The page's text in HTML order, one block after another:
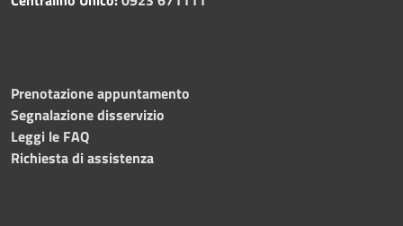
Prenotazione appuntamento
Segnalazione disservizio
Leggi le FAQ
Richiesta di assistenza